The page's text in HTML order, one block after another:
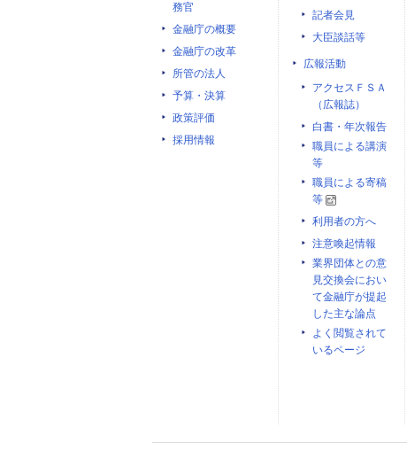
務官
金融庁の概要
金融庁の改革
所管の法人
予算・決算
政策評価
採用情報
記者会見
大臣談話等
広報活動
アクセスＦＳＡ
（広報誌）
白書・年次報告
職員による講演
等
職員による寄稿
等
利用者の方へ
注意喚起情報
業界団体との意
見交換会におい
て金融庁が提起
した主な論点
よく閲覧されて
いるページ